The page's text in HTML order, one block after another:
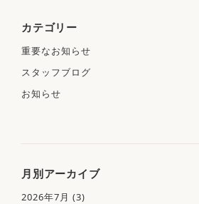
カテゴリー
重要なお知らせ
スタッフブログ
お知らせ
月別アーカイブ
2026年7月 (3)